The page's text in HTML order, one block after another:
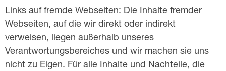
Links auf fremde Webseiten: Die Inhalte fremder
Webseiten, auf die wir direkt oder indirekt
verweisen, liegen außerhalb unseres
Verantwortungsbereiches und wir machen sie uns
nicht zu Eigen. Für alle Inhalte und Nachteile, die